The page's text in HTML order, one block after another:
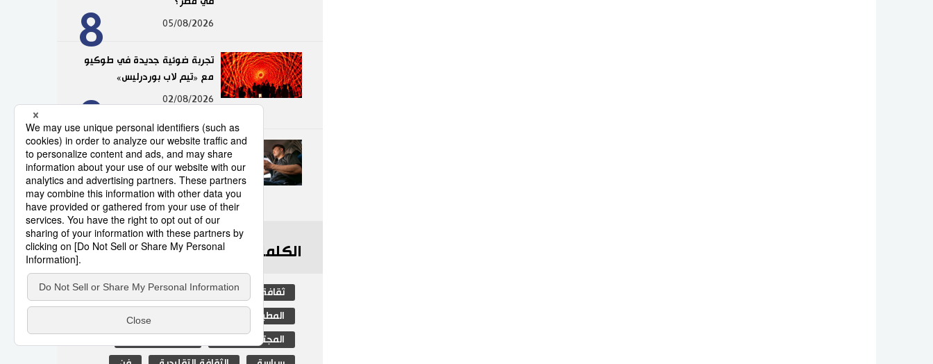
8
05/08/2026
9
تجربة ضوئية جديدة في طوكيو
مع «تيم لاب بوردرليس»
02/08/2026
10
عدد قياسي لحوادث المرور
الناجمة عن استخدام الهواتف
الذكية في اليابان
10/07/2026
الكلمات الأكثر بحثا
ثقافة اليابان جيجي برس
المطبخ الياباني
المجتمع الياباني